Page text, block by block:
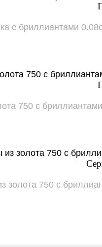
с бриллиантами
750 с
золота 750 с